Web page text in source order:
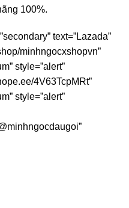
100%.
text=”Lazada”
minhngocxshopvn”
style=”alert”
4V63TcpMRt”
style=”alert”